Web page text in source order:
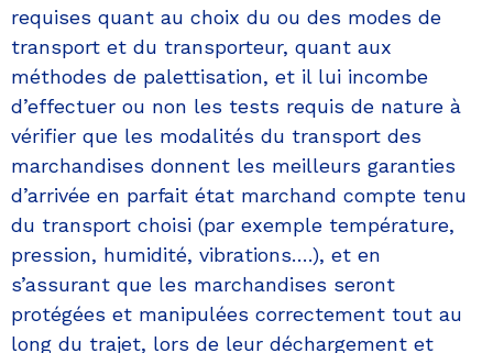
requises quant au choix du ou des modes de
transport et du transporteur, quant aux
méthodes de palettisation, et il lui incombe
d’effectuer ou non les tests requis de nature à
vérifier que les modalités du transport des
marchandises donnent les meilleurs garanties
d’arrivée en parfait état marchand compte tenu
du transport choisi (par exemple température,
pression, humidité, vibrations….), et en
s’assurant que les marchandises seront
protégées et manipulées correctement tout au
long du trajet, lors de leur déchargement et